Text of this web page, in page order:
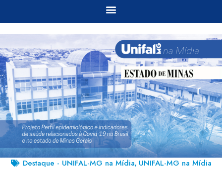
Destaque - UNIFAL-MG na Mídia, UNIFAL-MG na Mídia